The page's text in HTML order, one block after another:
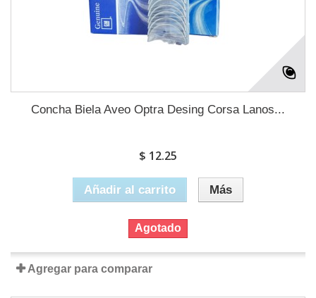
Concha Biela Aveo Optra Desing Corsa Lanos...
$ 12.25
Añadir al carrito Más
Agotado
Agregar para comparar